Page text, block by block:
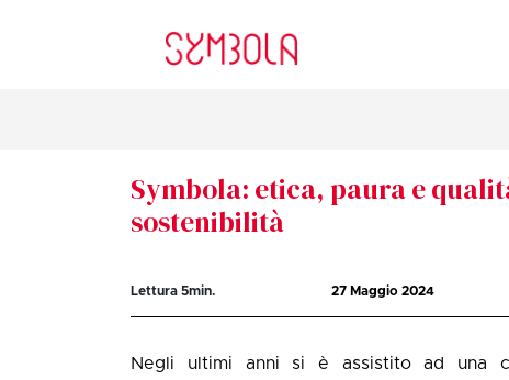
Symbola: etica, paura e
sostenibilità
Lettura5min. 27 Maggio 2024
Negli ultimi anni si è assistito ad una